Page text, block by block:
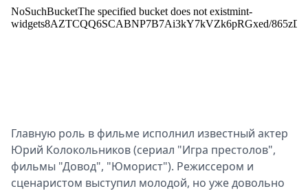
Главную роль в фильме исполнил известный актер
Юрий Колокольников (сериал "Игра престолов",
фильмы "Довод", "Юморист"). Режиссером и
сценаристом выступил молодой, но уже довольно